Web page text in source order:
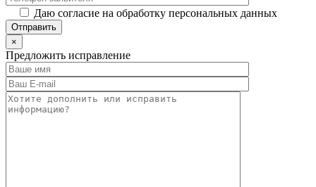
Даю согласие на обработку персональных данных
×
Предложить исправление